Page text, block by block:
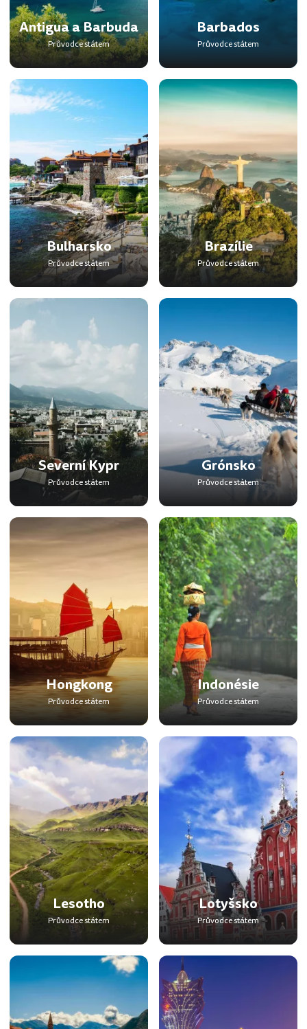
Antigua a Barbuda
Průvodce státem
Barbados
Průvodce státem
Bulharsko
Průvodce státem
Brazílie
Průvodce státem
Severní Kypr
Průvodce státem
Grónsko
Průvodce státem
Hongkong
Průvodce státem
Indonésie
Průvodce státem
Lesotho
Průvodce státem
Lotyšsko
Průvodce státem